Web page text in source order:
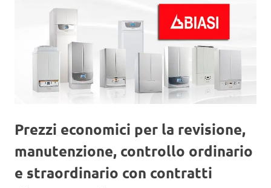
Prezzi economici per la revisione,
manutenzione, controllo ordinario
e straordinario con contratti